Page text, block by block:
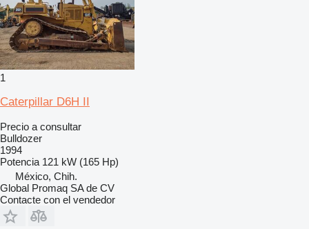
1
Caterpillar D6H II
Precio a consultar
Bulldozer
1994
Potencia 121 kW (165 Hp)
México, Chih.
Global Promaq SA de CV
Contacte con el vendedor